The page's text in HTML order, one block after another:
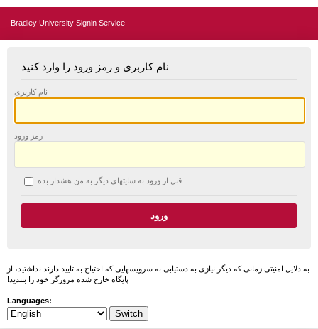
Bradley University Signin Service
نام کاربری و رمز ورود را وارد کنید
نام کاربری
رمز ورود
قبل از ورود به سایتهای دیگر به من هشدار بده
به دلایل امنیتی زمانی که دیگر نیازی به دستیابی به سرویسهایی که احتیاج به تایید دارند نداشتید، از
پایگاه خارج شده مرورگر خود را ببندید!
Languages: